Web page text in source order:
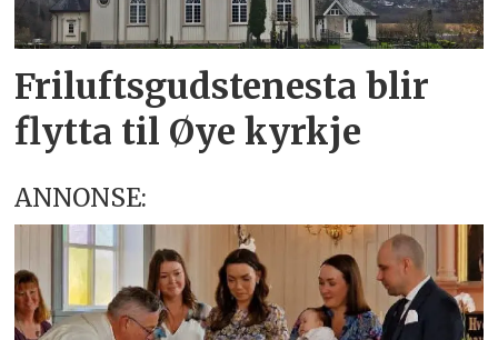
Friluftsgudstenesta blir
flytta til Øye kyrkje
ANNONSE: